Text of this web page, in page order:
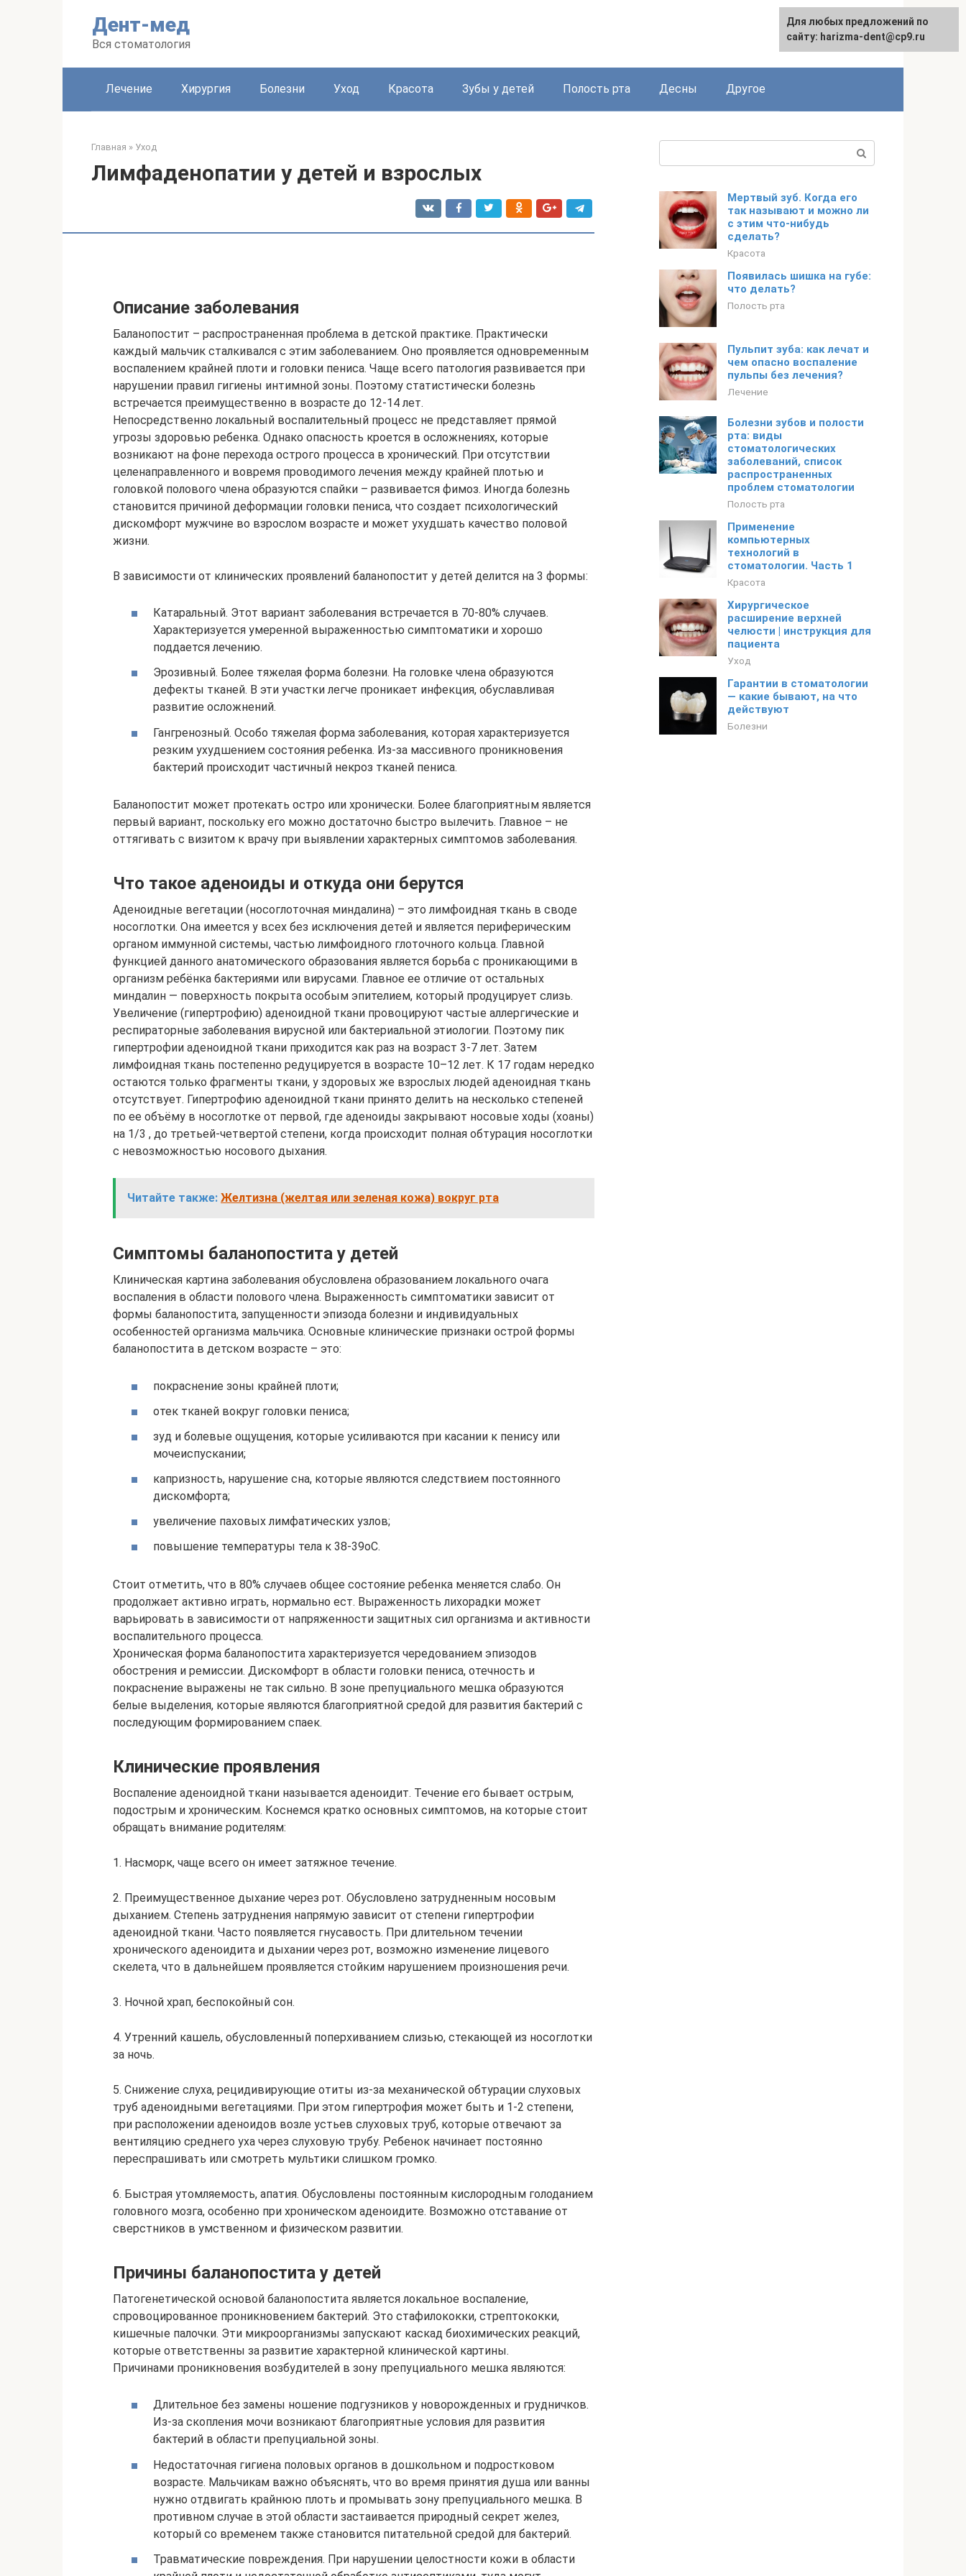
Дент-мед
Вся стоматология
Лечение Хирургия Болезни Уход Красота Зубы у детей Полость рта Десны Другое
Главная » Уход
Лимфаденопатии у детей и взрослых
Описание заболевания
Баланопостит – распространенная проблема в детской практике. Практически
каждый мальчик сталкивался с этим заболеванием. Оно проявляется одновременным
воспалением крайней плоти и головки пениса. Чаще всего патология развивается при
нарушении правил гигиены интимной зоны. Поэтому статистически болезнь
встречается преимущественно в возрасте до 12-14 лет.
Непосредственно локальный воспалительный процесс не представляет прямой
угрозы здоровью ребенка. Однако опасность кроется в осложнениях, которые
возникают на фоне перехода острого процесса в хронический. При отсутствии
целенаправленного и вовремя проводимого лечения между крайней плотью и
головкой полового члена образуются спайки – развивается фимоз. Иногда болезнь
становится причиной деформации головки пениса, что создает психологический
дискомфорт мужчине во взрослом возрасте и может ухудшать качество половой
жизни.
В зависимости от клинических проявлений баланопостит у детей делится на 3 формы:
Катаральный. Этот вариант заболевания встречается в 70-80% случаев.
Характеризуется умеренной выраженностью симптоматики и хорошо
поддается лечению.
Эрозивный. Более тяжелая форма болезни. На головке члена образуются
дефекты тканей. В эти участки легче проникает инфекция, обуславливая
развитие осложнений.
Гангренозный. Особо тяжелая форма заболевания, которая характеризуется
резким ухудшением состояния ребенка. Из-за массивного проникновения
бактерий происходит частичный некроз тканей пениса.
Баланопостит может протекать остро или хронически. Более благоприятным является
первый вариант, поскольку его можно достаточно быстро вылечить. Главное – не
оттягивать с визитом к врачу при выявлении характерных симптомов заболевания.
Что такое аденоиды и откуда они берутся
Аденоидные вегетации (носоглоточная миндалина) – это лимфоидная ткань в своде
носоглотки. Она имеется у всех без исключения детей и является периферическим
органом иммунной системы, частью лимфоидного глоточного кольца. Главной
функцией данного анатомического образования является борьба с проникающими в
организм ребёнка бактериями или вирусами. Главное ее отличие от остальных
миндалин — поверхность покрыта особым эпителием, который продуцирует слизь.
Увеличение (гипертрофию) аденоидной ткани провоцируют частые аллергические и
респираторные заболевания вирусной или бактериальной этиологии. Поэтому пик
гипертрофии аденоидной ткани приходится как раз на возраст 3-7 лет. Затем
лимфоидная ткань постепенно редуцируется в возрасте 10–12 лет. К 17 годам нередко
остаются только фрагменты ткани, у здоровых же взрослых людей аденоидная ткань
отсутствует. Гипертрофию аденоидной ткани принято делить на несколько степеней
по ее объёму в носоглотке от первой, где аденоиды закрывают носовые ходы (хоаны)
на 1/3 , до третьей-четвертой степени, когда происходит полная обтурация носоглотки
с невозможностью носового дыхания.
Читайте также: Желтизна (желтая или зеленая кожа) вокруг рта
Симптомы баланопостита у детей
Клиническая картина заболевания обусловлена образованием локального очага
воспаления в области полового члена. Выраженность симптоматики зависит от
формы баланопостита, запущенности эпизода болезни и индивидуальных
особенностей организма мальчика. Основные клинические признаки острой формы
баланопостита в детском возрасте – это:
покраснение зоны крайней плоти;
отек тканей вокруг головки пениса;
зуд и болевые ощущения, которые усиливаются при касании к пенису или
мочеиспускании;
капризность, нарушение сна, которые являются следствием постоянного
дискомфорта;
увеличение паховых лимфатических узлов;
повышение температуры тела к 38-39оС.
Стоит отметить, что в 80% случаев общее состояние ребенка меняется слабо. Он
продолжает активно играть, нормально ест. Выраженность лихорадки может
варьировать в зависимости от напряженности защитных сил организма и активности
воспалительного процесса.
Хроническая форма баланопостита характеризуется чередованием эпизодов
обострения и ремиссии. Дискомфорт в области головки пениса, отечность и
покраснение выражены не так сильно. В зоне препуциального мешка образуются
белые выделения, которые являются благоприятной средой для развития бактерий с
последующим формированием спаек.
Клинические проявления
Воспаление аденоидной ткани называется аденоидит. Течение его бывает острым,
подострым и хроническим. Коснемся кратко основных симптомов, на которые стоит
обращать внимание родителям:
1. Насморк, чаще всего он имеет затяжное течение.
2. Преимущественное дыхание через рот. Обусловлено затрудненным носовым
дыханием. Степень затруднения напрямую зависит от степени гипертрофии
аденоидной ткани. Часто появляется гнусавость. При длительном течении
хронического аденоидита и дыхании через рот, возможно изменение лицевого
скелета, что в дальнейшем проявляется стойким нарушением произношения речи.
3. Ночной храп, беспокойный сон.
4. Утренний кашель, обусловленный поперхиванием слизью, стекающей из носоглотки
за ночь.
5. Снижение слуха, рецидивирующие отиты из-за механической обтурации слуховых
труб аденоидными вегетациями. При этом гипертрофия может быть и 1-2 степени,
при расположении аденоидов возле устьев слуховых труб, которые отвечают за
вентиляцию среднего уха через слуховую трубу. Ребенок начинает постоянно
переспрашивать или смотреть мультики слишком громко.
6. Быстрая утомляемость, апатия. Обусловлены постоянным кислородным голоданием
головного мозга, особенно при хроническом аденоидите. Возможно отставание от
сверстников в умственном и физическом развитии.
Причины баланопостита у детей
Патогенетической основой баланопостита является локальное воспаление,
спровоцированное проникновением бактерий. Это стафилококки, стрептококки,
кишечные палочки. Эти микроорганизмы запускают каскад биохимических реакций,
которые ответственны за развитие характерной клинической картины.
Причинами проникновения возбудителей в зону препуциального мешка являются:
Длительное без замены ношение подгузников у новорожденных и грудничков.
Из-за скопления мочи возникают благоприятные условия для развития
бактерий в области препуциальной зоны.
Недостаточная гигиена половых органов в дошкольном и подростковом
возрасте. Мальчикам важно объяснять, что во время принятия душа или ванны
нужно отдвигать крайнюю плоть и промывать зону препуциального мешка. В
противном случае в этой области застаивается природный секрет желез,
который со временем также становится питательной средой для бактерий.
Травматические повреждения. При нарушении целостности кожи в области
Мертвый зуб. Когда его
так называют и можно ли
с этим что-нибудь
сделать?
Красота
Появилась шишка на губе:
что делать?
Полость рта
Пульпит зуба: как лечат и
чем опасно воспаление
пульпы без лечения?
Лечение
Болезни зубов и полости
рта: виды
стоматологических
заболеваний, список
распространенных
проблем стоматологии
Полость рта
Применение
компьютерных
технологий в
стоматологии. Часть 1
Красота
Хирургическое
расширение верхней
челюсти | инструкция для
пациента
Уход
Гарантии в стоматологии
— какие бывают, на что
действуют
Болезни
Для любых предложений по
сайту: harizma-dent@cp9.ru